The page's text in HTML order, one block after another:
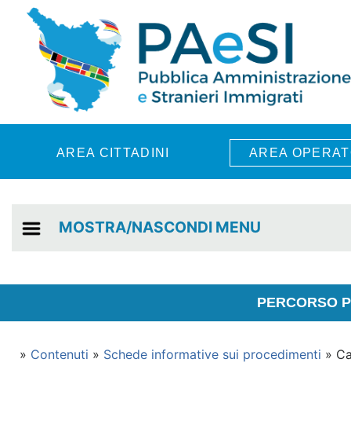
Skip to main content
AREA CITTADINI AREA
MOSTRA/NASCONDI MENU
PERCORSO
» Contenuti » Schede informative sui procedimenti »